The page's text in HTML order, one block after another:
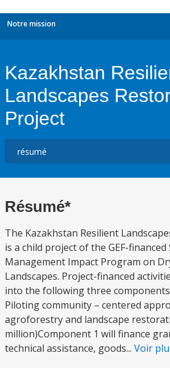
Notre mission
Kazakhstan
Landscapes
Project
Résumé*
The Kazakhstan Resilient
is a child project of the GEF-
Management Impact Program on
Landscapes. Project-financed
into the following three
Piloting community – centered
agroforestry and landscape
million)Component 1 will finance
technical assistance, goods... Voir